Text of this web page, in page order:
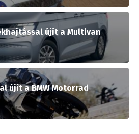
újít a Multivan
újít a BMW Motorrad